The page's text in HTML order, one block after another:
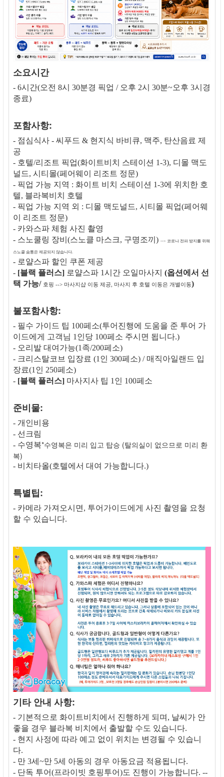
소요시간
- 6시간(오전 8시 30분경 픽업 / 오후 2시 30분~오후 3시경
종료)
포함사항:
- 점심식사 - 씨푸드 & 현지식 바비큐, 맥주, 탄산음료 제
공
- 호텔/리조트 픽업(화이트비치 스테이션 1-3), 디몰 맥도
널드, 시티몰(페어웨이 리조트 정문)
- 픽업 가능 지역 : 화이트 비치 스테이션 1-3에 위치한 호
텔, 블라복비치 호텔
- 픽업 가능 지역 외 : 디몰 맥도널드, 시티몰 픽업(페어웨
이 리조트 정문)
- 카와스파 체험 사진 촬영
- 스노쿨링 장비(스노클 마스크, 구명조끼) --> 코로나 전파 방지를 위해
스노클 숨통은 제공되지 않습니다.
- 로얄스파 할인 쿠폰 제공
- [블랙 플러스] 로얄스파 1시간 오일마사지 (옵션에서 선
택 가능/ 호핑 --> 마사지샵 이동 제공, 마사지 후 호텔 이동은 개별이동)
불포함사항:
- 필수 가이드 팁 100페소(투어진행에 도움을 준 투어 가
이드에게 고객님 1인당 100페소 주시면 됩니다.)
- 오리발 대여가능(1족/200페소)
- 크리스탈코브 입장료 (1인 300페소) / 매직아일랜드 입
장료(1인 250페소)
- [블랙 플러스] 마사지사 팁 1인 100페소
준비물:
- 개인비용
- 선크림
- 수영복*수영복은 미리 입고 탑승 (탈의실이 없으므로 미리 환
복)
- 비치타올(호텔에서 대여 가능합니다.)
특별팁:
- 카메라 가져오시면, 투어가이드에게 사진 촬영을 요청
할 수 있습니다.
기타 안내 사항:
- 기본적으로 화이트비치에서 진행하게 되며, 날씨가 안
좋을 경우 블라복 비치에서 출발할 수도 있습니다.
- 현지 사정에 따라 예고 없이 위치는 변경될 수 있습니
다.
- 만 3세~만 5세 아동의 경우 아동요금 적용됩니다.
- 단독 투어(프라이빗 호핑투어)도 진행이 가능합니다. --